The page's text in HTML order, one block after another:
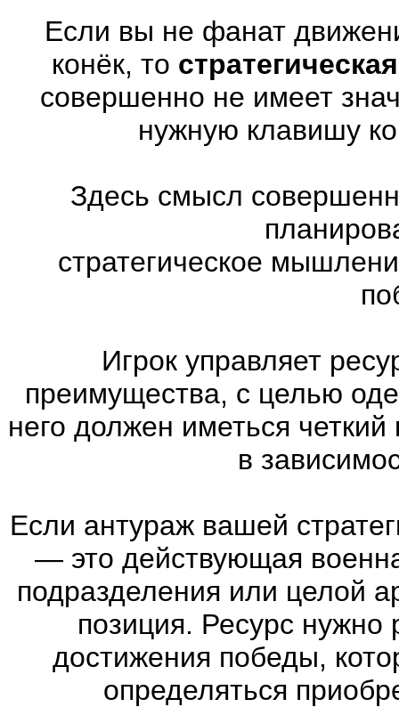
Если вы не фанат
конёк, то
совершенно не имеет
нужную клавишу
Здесь смысл
стратегическое
Игрок управляет
преимущества, с целью
него должен иметься
в
Если антураж вашей
—это действующая
подразделения или целой
позиция. Ресурс нужно
достижения победы,
определяться